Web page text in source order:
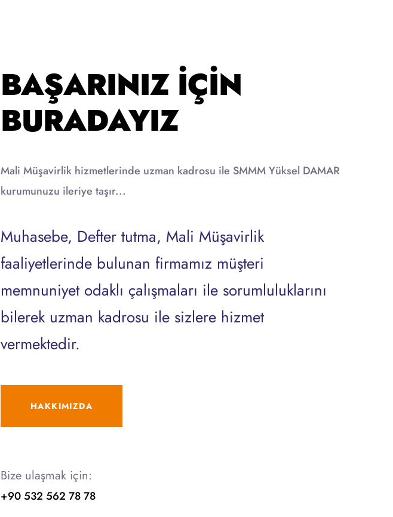
BAŞARINIZ İÇIN
BURADAYIZ
Mali Müşavirlik hizmetlerinde uzman kadrosu ile SMMM Yüksel DAMAR
kurumunuzu ileriye taşır...
Muhasebe, Defter tutma, Mali Müşavirlik
faaliyetlerinde bulunan firmamız müşteri
memnuniyet odaklı çalışmaları ile sorumluluklarını
bilerek uzman kadrosu ile sizlere hizmet
vermektedir.
HAKKIMIZDA
Bize ulaşmak için:
+90 532 562 78 78